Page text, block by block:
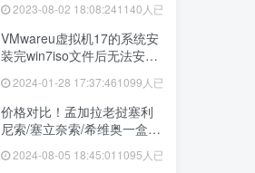
2023-08-02 18:08:241140人已阅读
VMwareu虚拟机17的系统安
装完win7iso文件后无法安装
2024-01-28 17:37:461099人已阅读
价格对比！孟加拉老挝塞利
尼索/塞立奈索/希维奥一盒价
2024-08-05 18:45:01 1095人已阅读